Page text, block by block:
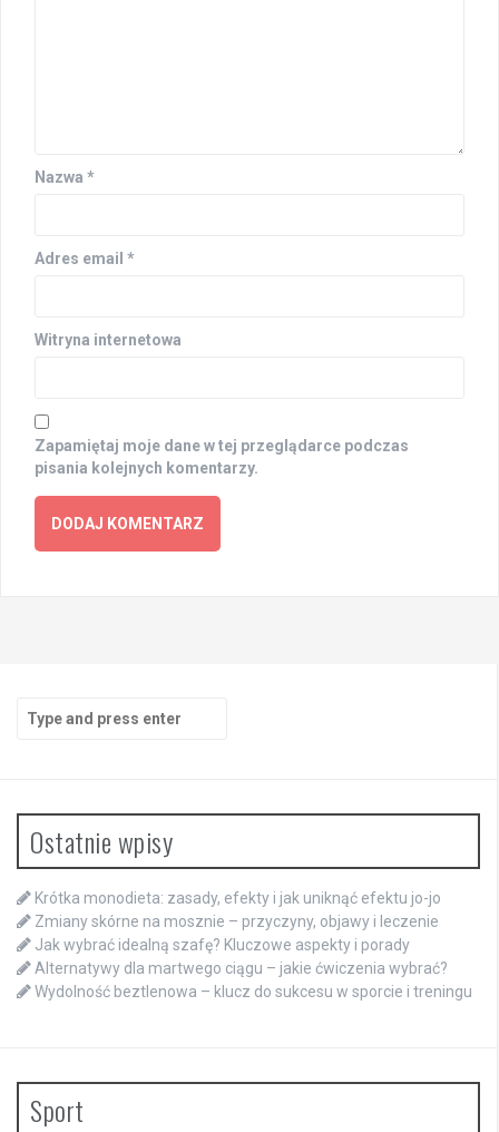
Nazwa *
Adres email *
Witryna internetowa
Zapamiętaj moje dane w tej przeglądarce podczas
pisania kolejnych komentarzy.
Search
for:
Ostatnie wpisy
Krótka monodieta: zasady, efekty i jak uniknąć efektu jo-jo
Zmiany skórne na mosznie – przyczyny, objawy i leczenie
Jak wybrać idealną szafę? Kluczowe aspekty i porady
Alternatywy dla martwego ciągu – jakie ćwiczenia wybrać?
Wydolność beztlenowa – klucz do sukcesu w sporcie i treningu
Sport